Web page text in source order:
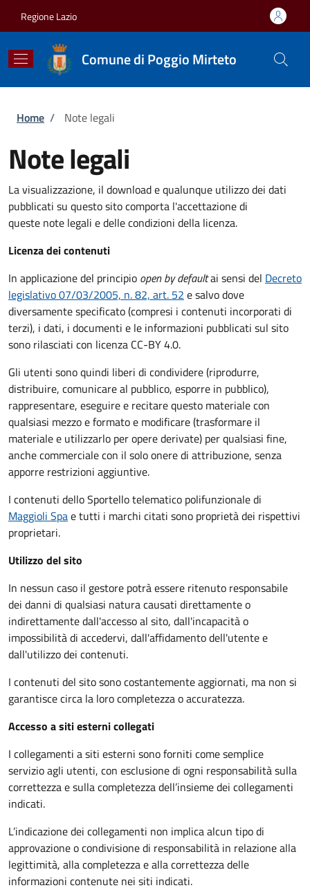
Regione Lazio
Comune di Poggio Mirteto
Briciole di pane
Home / Note legali
Note legali
La visualizzazione, il download e qualunque utilizzo dei dati
pubblicati su questo sito comporta l'accettazione di
queste note legali e delle condizioni della licenza.
Licenza dei contenuti
In applicazione del principio open by defaultai sensi del Decreto
legislativo 07/03/2005, n. 82, art. 52 e salvo dove
diversamente specificato (compresi i contenuti incorporati di
terzi), i dati, i documenti e le informazioni pubblicati sul sito
sono rilasciati con licenza CC-BY 4.0.
Gli utenti sono quindi liberi di condividere (riprodurre,
distribuire, comunicare al pubblico, esporre in pubblico),
rappresentare, eseguire e recitare questo materiale con
qualsiasi mezzo e formato e modificare (trasformare il
materiale e utilizzarlo per opere derivate) per qualsiasi fine,
anche commerciale con il solo onere di attribuzione, senza
apporre restrizioni aggiuntive.
I contenuti dello Sportello telematico polifunzionaledi
Maggioli Spae tutti i marchi citati sono proprietà dei rispettivi
proprietari.
Utilizzo del sito
In nessun caso il gestore potrà essere ritenuto responsabile
dei danni di qualsiasi natura causati direttamente o
indirettamente dall'accesso al sito, dall'incapacità o
impossibilità di accedervi, dall'affidamento dell'utente e
dall'utilizzo dei contenuti.
I contenuti del sito sono costantemente aggiornati, ma non si
garantisce circa la loro completezza o accuratezza.
Accesso a siti esterni collegati
I collegamenti a siti esterni sono forniti come semplice
servizio agli utenti, con esclusione di ogni responsabilità sulla
correttezza e sulla completezza dell’insieme dei collegamenti
indicati.
L’indicazione dei collegamenti non implica alcun tipo di
approvazione o condivisione di responsabilità in relazione alla
legittimità, alla completezza e alla correttezza delle
informazioni contenute nei siti indicati.